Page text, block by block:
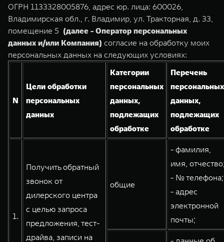
TANK 500
Веди за собой
TANK 700
Сила признания
от 10 199 000 ₽
от 6 149 000 ₽
Эстетика нового времени
от 5 699 000 ₽
TANK Финансы
Корпоративным клиентам
TANK ФИНАНСЫ
TANK Кредит
TANK Лизинг
Сервис
Специальные предложения
Моторные масла
ЦИФРОВЫЕ СЕРВИСЫ TANK
Цифровые сервисы TANK
ОГРН 1133328005876, адрес юр. лица: 600026,
Владимирская обл., г. Владимир, ул. Тракторная, д. 33,
помещение 5 (далее - Оператор персональных
данных и/или Компания) согласие на обработку моих
персональных данных на следующих условиях:
N
Цели обработки
персональных
данных
Категории
персональных
данных,
подлежащих
обработке
Перечень
персональных
данных,
подлежащих
обработке
1.
Получить обратный
звонок от
дилерского центра
с целью запроса
предложения, тест-
драйва, записи на
общие
- фамилия,
имя,
- № телефона;
- адрес
электронной
почты;